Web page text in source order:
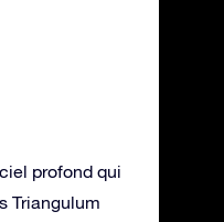
profond qui
Triangulum